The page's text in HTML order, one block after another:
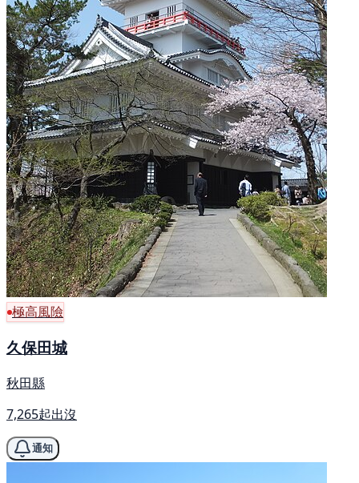
極高風險
久保田城
秋田縣
7,265起出沒
通知